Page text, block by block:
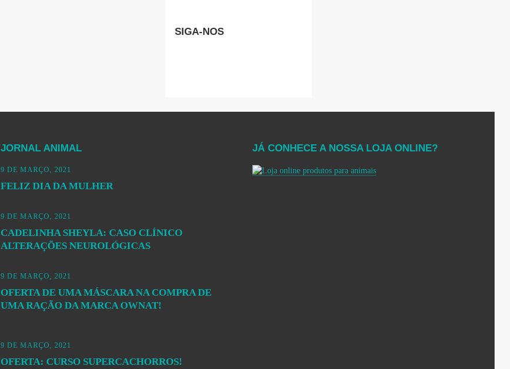
SIGA-NOS
JORNAL ANIMAL
9 DE MARÇO, 2021
FELIZ DIA DA MULHER
9 DE MARÇO, 2021
CADELINHA SHEYLA: CASO CLÍNICO
ALTERAÇÕES NEUROLÓGICAS
9 DE MARÇO, 2021
OFERTA DE UMA MÁSCARA NA COMPRA DE
UMA RAÇÃO DA MARCA OWNAT!
9 DE MARÇO, 2021
OFERTA: CURSO SUPERCACHORROS!
JÁ CONHECE A NOSSA LOJA ONLINE?